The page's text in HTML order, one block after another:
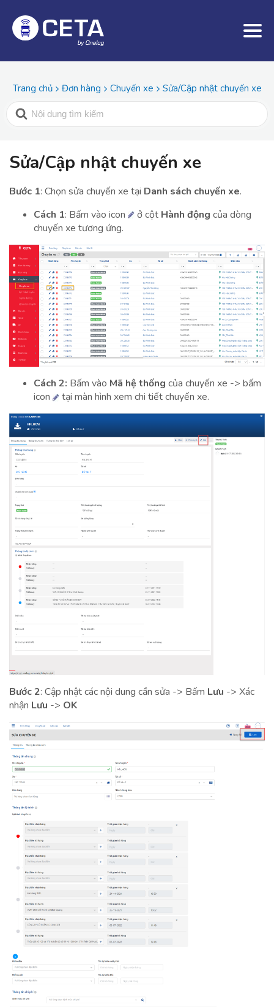
Trang chủ Đơn hàng Chuyến xe Sửa/Cập nhật chuyến xe
Sửa/Cập nhật chuyến xe
Bước 1: Chọn sửa chuyến xe tại Danh sách chuyến xe.
Cách 1: Bấm vào icon ở cột Hành động của dòng
chuyến xe tương ứng.
Cách 2: Bấm vào Mã hệ thống của chuyến xe -> bấm
icon
tại màn hình xem chi tiết chuyến xe.
Bước 2: Cập nhật các nội dung cần sửa -> Bấm Lưu -> Xác
nhận Lưu -> OK